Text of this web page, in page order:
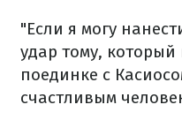
"Если я могу
удар тому,
поединке с
счастливым